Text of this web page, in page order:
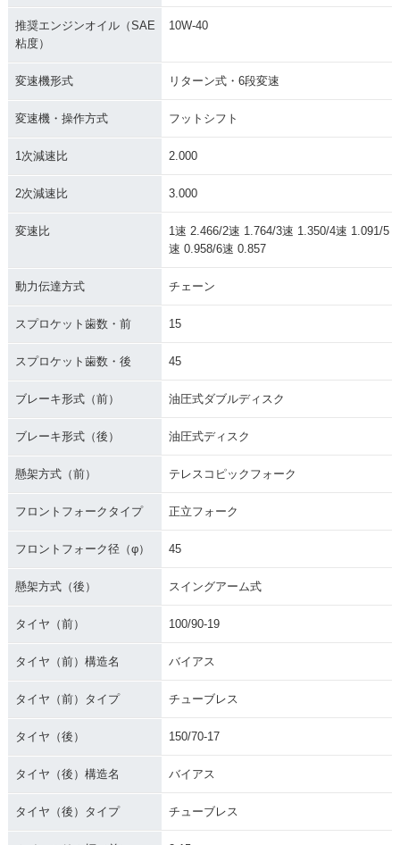
推奨エンジンオイル（SAE
粘度）
10W-40
変速機形式 リターン式・6段変速
変速機・操作方式 フットシフト
1次減速比 2.000
2次減速比 3.000
変速比
1速 2.466/2速 1.764/3速 1.350/4速 1.091/5
速 0.958/6速 0.857
動力伝達方式 チェーン
スプロケット歯数・前 15
スプロケット歯数・後 45
ブレーキ形式（前） 油圧式ダブルディスク
ブレーキ形式（後） 油圧式ディスク
懸架方式（前） テレスコピックフォーク
フロントフォークタイプ 正立フォーク
フロントフォーク径（φ） 45
懸架方式（後） スイングアーム式
タイヤ（前） 100/90-19
タイヤ（前）構造名 バイアス
タイヤ（前）タイプ チューブレス
タイヤ（後） 150/70-17
タイヤ（後）構造名 バイアス
タイヤ（後）タイプ チューブレス